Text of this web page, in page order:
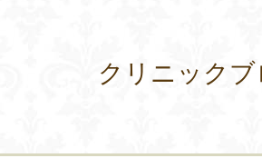
クリニック